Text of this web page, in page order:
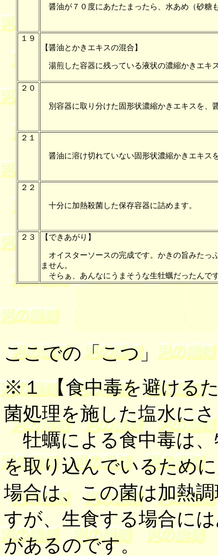
醤油が７０度にあたたまったら、水あめ（砂糖
１９
【醤油とかきエキスの混合】
湯煎した容器に残っている液状の濃縮かきエキ
２０
別容器に取り分けた固形状濃縮かきエキスを、
２１
醤油に溶け切れていない固形状濃縮かきエキス
２２
十分に加熱殺菌した保存容器に詰めます。
２３ 【できあがり】
オイスターソースの完成です。かきの旨みたっ
ません。
そらぁ、あんなにうまそうな生牡蠣だったんで
ここでの「こつ」
※１ 【食中毒を避ける
菌処理を施した塩水に
牡蠣による食中毒は、
を取り込んでいるため
場合は、この菌は加熱
すが、生食する場合に
があるのです。